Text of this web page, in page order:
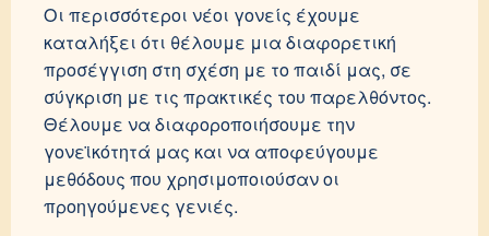
Οι περισσότεροι νέοι γονείς έχουμε
καταλήξει ότι θέλουμε μια διαφορετική
προσέγγιση στη σχέση με το παιδί μας, σε
σύγκριση με τις πρακτικές του παρελθόντος.
Θέλουμε να διαφοροποιήσουμε την
γονεϊκότητά μας και να αποφεύγουμε
μεθόδους που χρησιμοποιούσαν οι
προηγούμενες γενιές.